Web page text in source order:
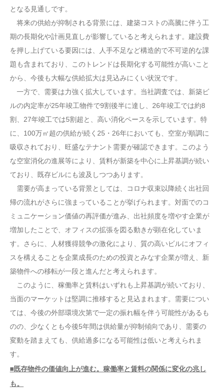
となる見通しです。
将来の供給が抑制される背景には、建築コストの高騰に伴う工
期の長期化や計画見直しが影響していると考えられます。建設費
を押し上げている要因には、人手不足など構造的で不可逆的な課
題も含まれており、このトレンドは長期化する可能性が高いこと
から、今後も大幅な供給拡大は見込みにくい状況です。
一方で、需要は力強く拡大しています。当社調査では、新築ビ
ルの内定率が25年竣工物件で9割後半に達し、26年竣工では約8
割、27年竣工では5割超と、高い消化ペースを示しています。特
に、100万㎡超の供給が続く25・26年においても、空室が順調に
吸収されており、旺盛なテナント需要が確認できます。このよう
な空室消化の進展等により、賃料が新築を中心に上昇基調が続い
ており、既存ビルにも波及しつつあります。
需要が高まっている背景としては、コロナ収束以降続く出社回
帰の流れがさらに強まっていることが挙げられます。対面でのコ
ミュニケーション価値の再評価が進み、出社頻度を増やす企業が
増加したことで、オフィスの拡張を図る動きが顕在化していま
す。さらに、人材獲得競争の激化により、質の高いビルにオフィ
スを構えることを企業成長のための投資とみなす企業が増え、新
築物件への移転が一段と進んだと考えられます。
このように、稼働率と賃料はいずれも上昇基調が続いており、
当面のマーケットは堅調に推移すると見込まれます。需要につい
ては、今後の外部環境次第で一定の振れ幅を伴う可能性があるも
のの、少なくとも今後5年間は供給量が抑制傾向であり、需要の
変動を踏まえても、供給過多になる可能性は低いと考えられま
す。
■既存物件の価値向上が進む。稼働率と賃料の関係に変化の兆し
も。